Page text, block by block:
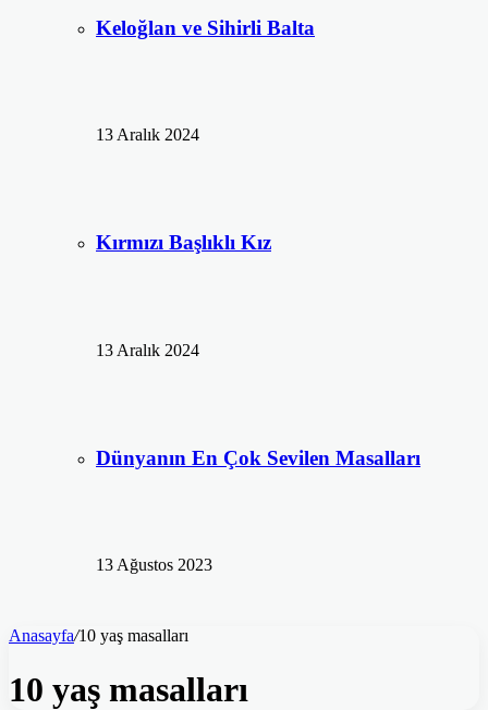
Keloğlan ve Sihirli Balta
13 Aralık 2024
Kırmızı Başlıklı Kız
13 Aralık 2024
Dünyanın En Çok Sevilen Masalları
13 Ağustos 2023
Anasayfa/10 yaş masalları
10 yaş masalları